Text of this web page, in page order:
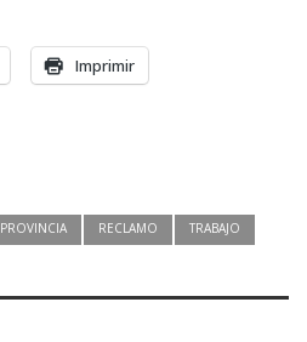
Imprimir
PROVINCIA RECLAMO TRABAJO